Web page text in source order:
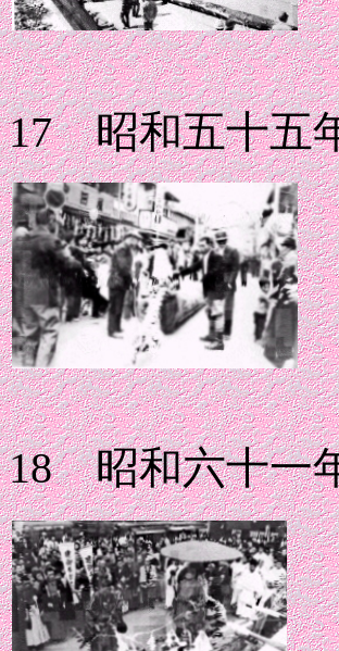
17 昭和五十
18 昭和六十